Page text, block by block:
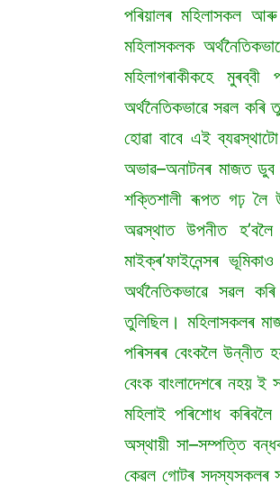
পৰিয়ালৰ মহিলাসকল
মহিলাসকলক
মহিলাগৰাকীকহে
অৰ্থনৈতিকভাৱে সৱল কৰি
হোৱা বাবে এই
অভাৱ–অনাটনৰ মাজত
শক্তিশালী ৰূপত গঢ়
অৱস্থাত উপনীত
মাইক্ৰ’ফাইনেন্সৰ
অৰ্থনৈতিকভাৱে সৱল
তুলিছিল। মহিলাসকলৰ
পৰিসৰৰ বেংকলৈ উন্নীত
বেংক বাংলাদেশৰে নহয়
মহিলাই পৰিশোধ
অস্থায়ী সা–সম্পত্তি
কেৱল গোটৰ সদস্যসকলৰ